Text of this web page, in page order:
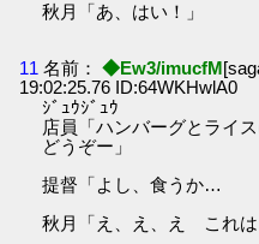
秋月「あ、はい！」
11 名前： ◆Ew3/imucfM
19:02:25.76 ID:64WKHwlA0
ｼﾞｭｳｼﾞｭｳ
店員「ハンバーグとライ
どうぞー」
提督「よし、食う
秋月「え、え、え これは